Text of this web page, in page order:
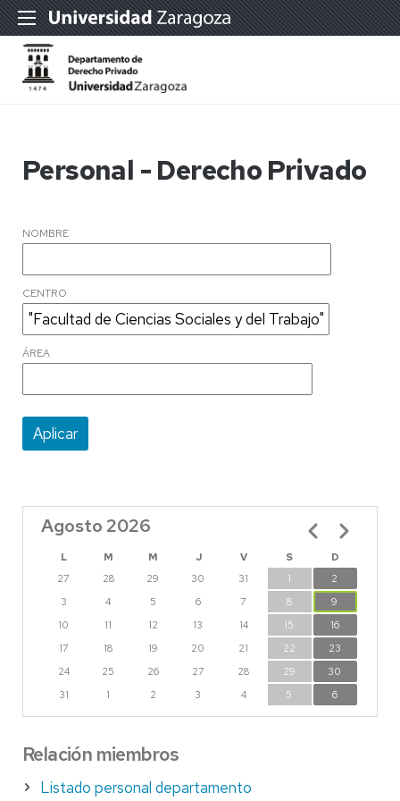
Personal - Derecho Privado
NOMBRE
CENTRO
ÁREA
Agosto 2026
L M M J V S
D
27
28 29 30 31 1
2
3
4 5 6 7 8
9
10
11 12 13 14 15
16
17
18 19 20 21 22
23
24
25 26 27 28 29
30
31
1 2 3 4 5 6
Paginación
Relación miembros
Listado personal departamento